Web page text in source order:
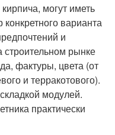
могут иметь
варианта
и
рынке
фактуры, цвета (от
и терракотового).
модулей.
практически